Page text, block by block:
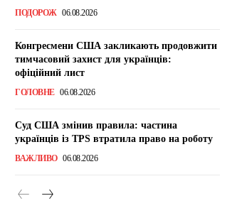
ПОДОРОЖ 06.08.2026
Конгресмени США закликають продовжити
тимчасовий захист для українців:
офіційний лист
ГОЛОВНЕ 06.08.2026
Суд США змінив правила: частина
українців із TPS втратила право на роботу
ВАЖЛИВО 06.08.2026